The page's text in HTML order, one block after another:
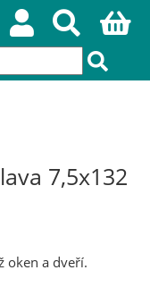
7,5x132
oken a dveří.